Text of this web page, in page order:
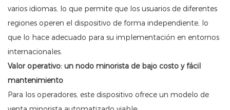
varios idiomas, lo que permite que los usuarios de diferentes
regiones operen el dispositivo de forma independiente, lo
que lo hace adecuado para su implementación en entornos
internacionales.
Valor operativo: un nodo minorista de bajo costo y fácil
mantenimiento
Para los operadores, este dispositivo ofrece un modelo de